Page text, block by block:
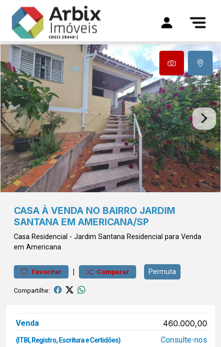
CASA À VENDA NO BAIRRO JARDIM
SANTANA EM AMERICANA/SP
Casa Residencial - Jardim Santana Residencial para Venda
em Americana
Favoritar | Comparar Permuta
Compartilhe:
Venda 460.000,00
(ITBI, Registro, Escritura e Certidões) Consulte-nos